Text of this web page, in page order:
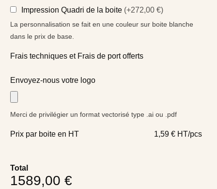
Impression Quadri de la boite (+272,00 €)
La personnalisation se fait en une couleur sur boite blanche
dans le prix de base.
Frais techniques et Frais de port offerts
Envoyez-nous votre logo
Merci de privilégier un format vectorisé type .ai ou .pdf
Prix par boite en HT 1,59 € HT/pcs
Total
1589,00 €